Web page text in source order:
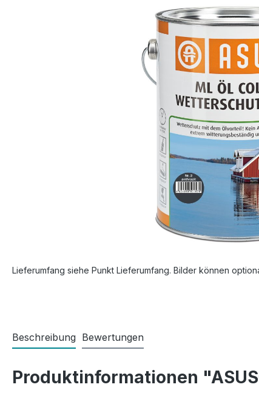
Lieferumfang siehe Punkt Lieferumfang. Bilder können
Beschreibung Bewertungen
Produktinformationen